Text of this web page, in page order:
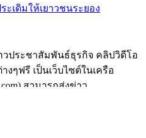
ะเดิมให้เยาวชนระยอง
าวประชาสัมพันธ์ธุรกิจ คลิปวิดีโอ
ๆฟรี เป็นเว็บไซต์ในเครือ
สามารถส่งข่าว